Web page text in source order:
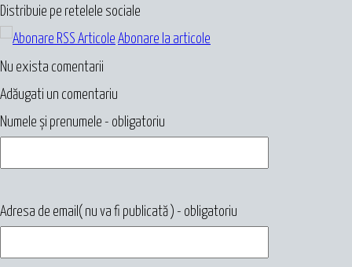
Distribuie pe retelele sociale
Abonare la articole
Nu exista comentarii
Adăugati un comentariu
Numele și prenumele - obligatoriu
Adresa de email( nu va fi publicată ) - obligatoriu